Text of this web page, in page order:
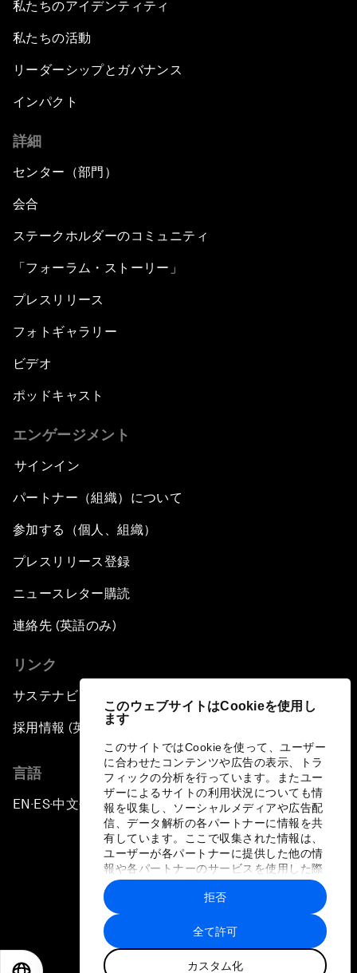
このウェブサイトはCookieを使用し
ます
このサイトではCookieを使って、ユーザー
に合わせたコンテンツや広告の表示、トラ
フィックの分析を行っています。またユー
ザーによるサイトの利用状況についても情
報を収集し、ソーシャルメディアや広告配
信、データ解析の各パートナーに情報を共
有しています。ここで収集された情報は、
ユーザーが各パートナーに提供した他の情
報や各パートナーのサービスを使用した際
に収集された情報と組み合わされ、各パー
トナーによって使用されることがありま
す。
全て許可
カスタム化
拒否
私たちのアイデンティティ
私たちの活動
リーダーシップとガバナンス
インパクト
詳細
センター（部門）
会合
ステークホルダーのコミュニティ
「フォーラム・ストーリー」
プレスリリース
フォトギャラリー
ビデオ
ポッドキャスト
エンゲージメント
サインイン
パートナー（組織）について
参加する（個人、組織）
プレスリリース登録
ニュースレター購読
連絡先 (英語のみ)
リンク
サステナビリティへの取り組み
採用情報 (英語のみ)
言語
EN ▪ES▪中文▪ 日本語
プライバシーポリシーと利用規約
サイトマップ